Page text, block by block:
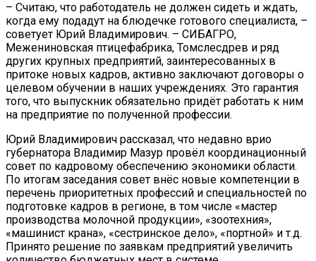
– Считаю, что работодатель не должен сидеть и ждать,
когда ему подадут на блюдечке готового специалиста, –
советует Юрий Владимирович. – СИБАГРО,
Межениновская птицефабрика, Томслесдрев и ряд
других крупных предприятий, заинтересованных в
притоке новых кадров, активно заключают договоры о
целевом обучении в наших учреждениях. Это гарантия
того, что выпускник обязательно придёт работать к ним
на предприятие по полученной профессии.
Юрий Владимирович рассказал, что недавно врио
губернатора Владимир Мазур провёл координационный
совет по кадровому обеспечению экономики области.
По итогам заседания совет внёс новые компетенции в
перечень приоритетных профессий и специальностей по
подготовке кадров в регионе, в том числе «мастер
производства молочной продукции», «зоотехния»,
«машинист крана», «сестринское дело», «портной» и т.д.
Принято решение по заявкам предприятий увеличить